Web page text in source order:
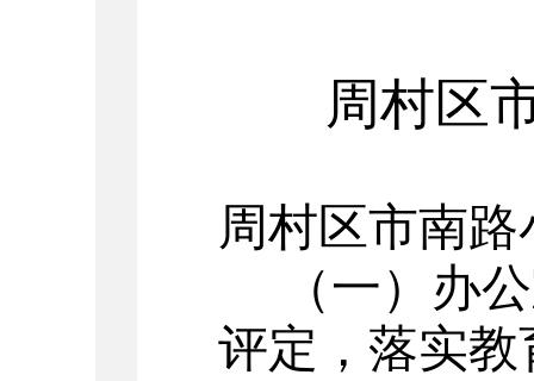
周村区
周村区市南路
（一）办
评定，落实